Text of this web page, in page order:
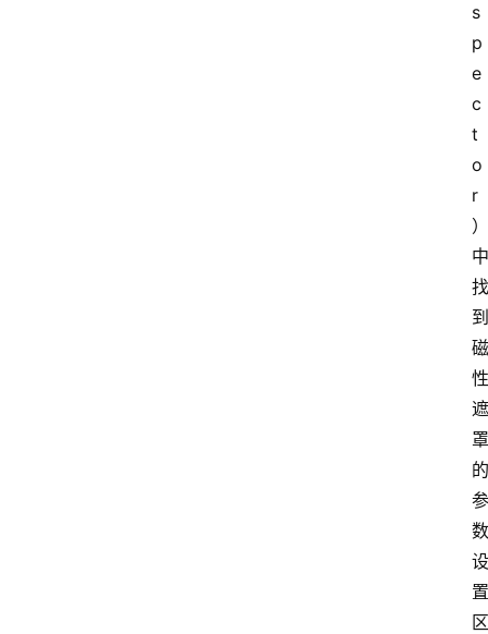
s
p
e
c
t
o
r
）
中
找
到
磁
性
遮
罩
的
参
数
设
置
区